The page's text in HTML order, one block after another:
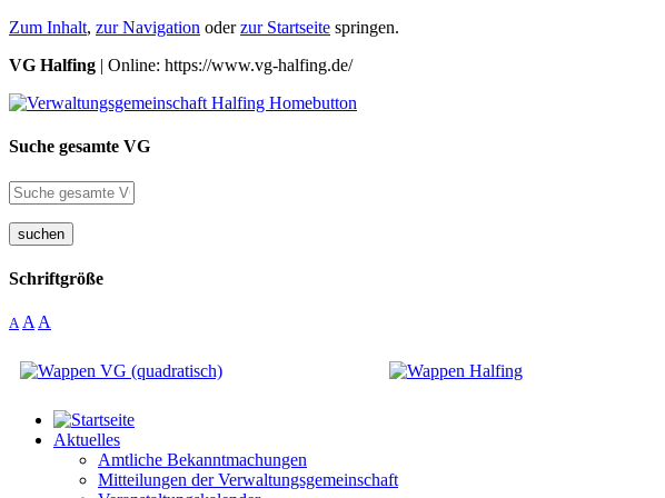
Zum Inhalt, zur Navigation oderzur Startseite springen.
VG Halfing | Online: https://www.vg-halfing.de/
Suche gesamte VG
suchen
Schriftgröße
A A A
Aktuelles
Amtliche Bekanntmachungen
Mitteilungen der Verwaltungsgemeinschaft